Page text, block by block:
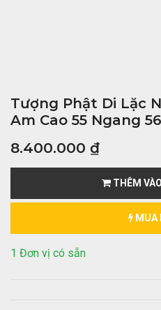
Tượng Phật Di Lặc
Am Cao 55 Ngang
8.400.000 ₫
THÊM
MUA
1 Đơn vị có sẵn